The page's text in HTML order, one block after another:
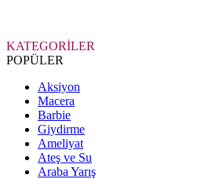
KATEGORİLER
POPÜLER
Aksiyon
Macera
Barbie
Giydirme
Ameliyat
Ateş ve Su
Araba Yarış